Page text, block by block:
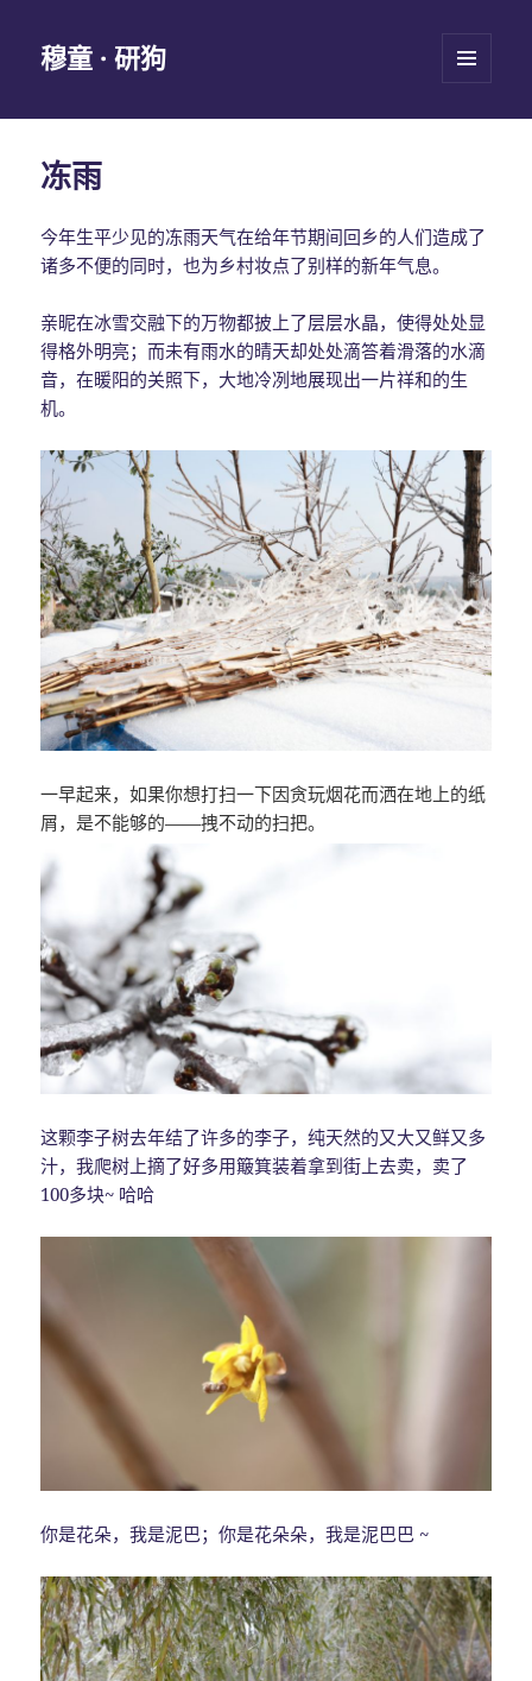
穆童 · 研狗
挂件
冻雨
今年生平少见的冻雨天气在给年节期间回乡的人们造成了
诸多不便的同时，也为乡村妆点了别样的新年气息。
亲昵在冰雪交融下的万物都披上了层层水晶，使得处处显
得格外明亮；而未有雨水的晴天却处处滴答着滑落的水滴
音，在暖阳的关照下，大地冷冽地展现出一片祥和的生
机。
一早起来，如果你想打扫一下因贪玩烟花而洒在地上的纸
屑，是不能够的——拽不动的扫把。
这颗李子树去年结了许多的李子，纯天然的又大又鲜又多
汁，我爬树上摘了好多用簸箕装着拿到街上去卖，卖了
100多块~ 哈哈
你是花朵，我是泥巴；你是花朵朵，我是泥巴巴 ~